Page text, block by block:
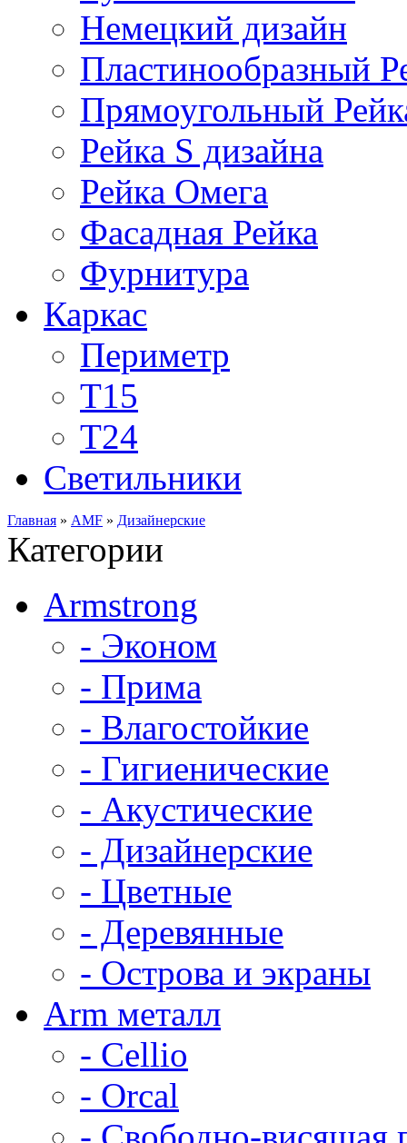
Немецкий дизайн
Пластинообразный
Прямоугольный
Рейка S дизайна
Рейка Омега
Фасадная Рейка
Фурнитура
Каркас
Периметр
Т15
Т24
Светильники
Главная » AMF » Дизайнерские
Категории
Armstrong
- Эконом
- Прима
- Влагостойкие
- Гигиенические
- Акустические
- Дизайнерские
- Цветные
- Деревянные
- Острова и экраны
Arm металл
- Cellio
- Orcal